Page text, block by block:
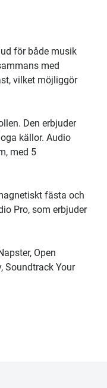
för både musik
med
vilket möjliggör
Den erbjuder
källor. Audio
med 5
fästa och
Pro, som erbjuder
Open
Soundtrack Your